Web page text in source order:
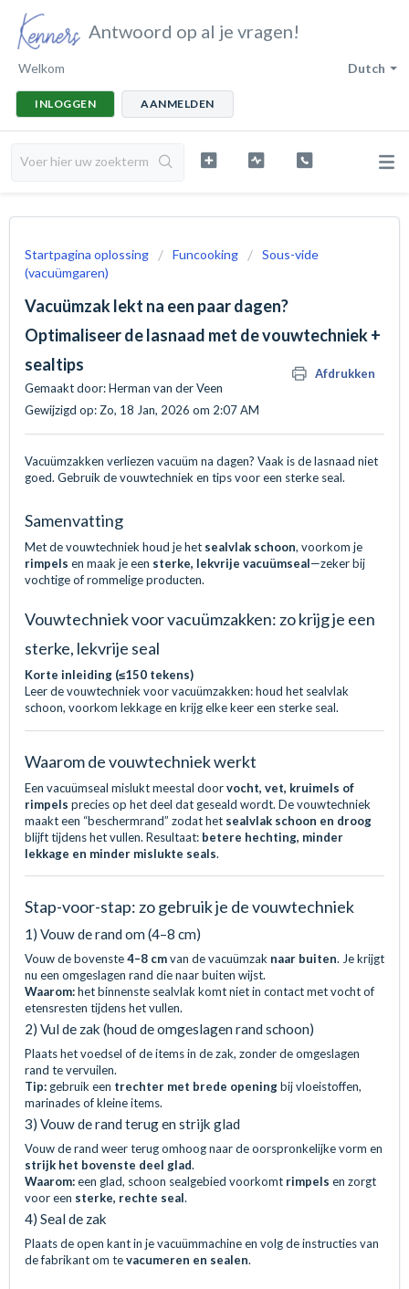
Antwoord op al je vragen!
Dutch
Welkom
INLOGGEN AANMELDEN
Startpagina oplossing Funcooking
Sous-vide
(vacuümgaren)
Vacuümzak lekt na een paar dagen?
Optimaliseer de lasnaad met de vouwtechniek +
sealtips
Afdrukken
Gemaakt door: Herman van der Veen
Gewijzigd op: Zo, 18 Jan, 2026 om 2:07 AM
Vacuümzakken verliezen vacuüm na dagen? Vaak is de lasnaad niet
goed. Gebruik de vouwtechniek en tips voor een sterke seal.
Samenvatting
Met de vouwtechniek houd je het sealvlak schoon, voorkom je
rimpels en maak je een sterke, lekvrije vacuümseal—zeker bij
vochtige of rommelige producten.
Vouwtechniek voor vacuümzakken: zo krijg je een
sterke, lekvrije seal
Korte inleiding (≤150 tekens)
Leer de vouwtechniek voor vacuümzakken: houd het sealvlak
schoon, voorkom lekkage en krijg elke keer een sterke seal.
Waarom de vouwtechniek werkt
Een vacuümseal mislukt meestal doorvocht, vet, kruimels of
rimpels precies op het deel dat geseald wordt. De vouwtechniek
maakt een “beschermrand” zodat het sealvlak schoon en droog
blijft tijdens het vullen. Resultaat: betere hechting, minder
lekkage en minder mislukte seals.
Stap-voor-stap: zo gebruik je de vouwtechniek
1) Vouw de rand om (4–8 cm)
Vouw de bovenste4–8 cmvan de vacuümzak naar buiten. Je krijgt
nu een omgeslagen rand die naar buiten wijst.
Waarom:het binnenste sealvlak komt niet in contact met vocht of
etensresten tijdens het vullen.
2) Vul de zak (houd de omgeslagen rand schoon)
Plaats het voedsel of de items in de zak, zonder de omgeslagen
rand te vervuilen.
Tip: gebruik een trechter met brede openingbij vloeistoffen,
marinades of kleine items.
3) Vouw de rand terug en strijk glad
Vouw de rand weer terug omhoog naar de oorspronkelijke vorm en
strijk het bovenste deel glad.
Waarom:een glad, schoon sealgebied voorkomt rimpels en zorgt
voor een sterke, rechte seal.
4) Seal de zak
Plaats de open kant in je vacuümmachine en volg de instructies van
de fabrikant om tevacumeren en sealen.